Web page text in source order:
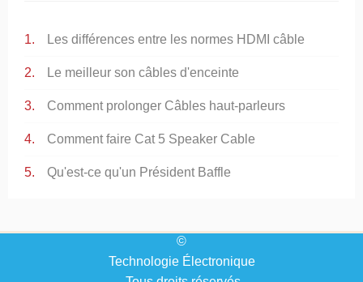
Les différences entre les normes HDMI câble
Le meilleur son câbles d'enceinte
Comment prolonger Câbles haut-parleurs
Comment faire Cat 5 Speaker Cable
Qu'est-ce qu'un Président Baffle
©
Technologie Électronique